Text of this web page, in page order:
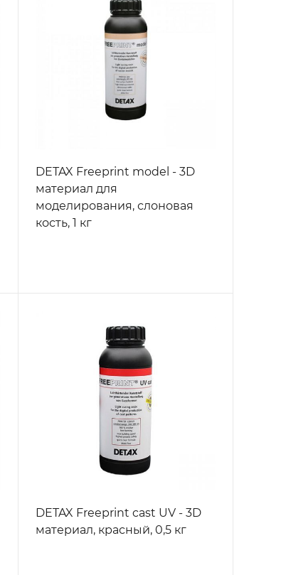
DETAX Freeprint model - 3D
материал для
моделирования, слоновая
кость, 1 кг
DETAX Freeprint cast UV - 3D
материал, красный, 0,5 кг